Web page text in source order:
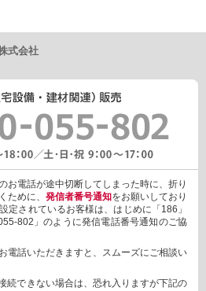
式会社
お電話が途中切断してしまった時に、折り
ために、 発信者番号通知をお願いしており
定されているお客様は、はじめに「186」
802」のように発信電話番号通知のご協
電話いただきますと、スムーズにご相談い
続できない場合は、恐れ入りますが下記の